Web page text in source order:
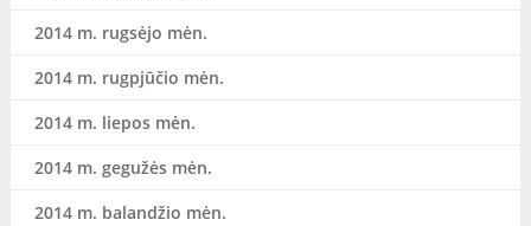
2014 m. rugsėjo mėn.
2014 m. rugpjūčio mėn.
2014 m. liepos mėn.
2014 m. gegužės mėn.
2014 m. balandžio mėn.